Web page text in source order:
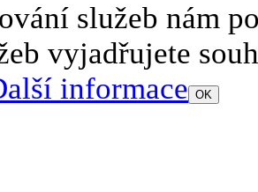
služeb nám
vyjadřujete
informace